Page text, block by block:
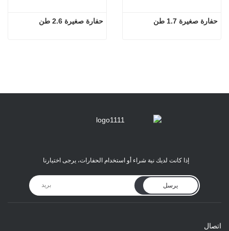
حفارة صغيرة 2.6 طن حفارة صغيرة 1.7 طن
إذا كانت لديك نية شراء أو استخدام الحفارات، يرجى اختيارنا
يرسل
اتصال